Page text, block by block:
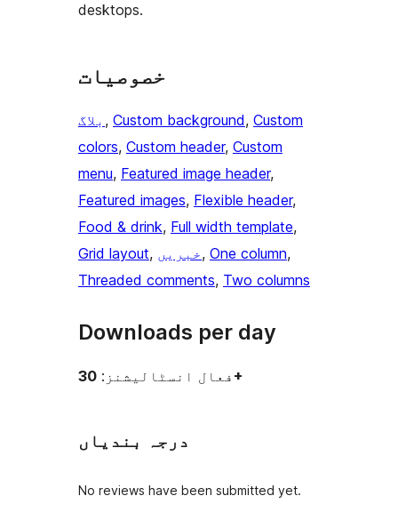
desktops.
خصوصیات
بلاگ , Custom background, Custom
colors, Custom header, Custom
menu, Featured image header
Featured images, Flexible header
Food & drink, Full width template
Grid layout, خبریں, One column
Threaded comments, Two columns
Downloads per day
فعال انسٹالیشنز: 30+
درجہ بندیاں
No reviews have been submitted yet.